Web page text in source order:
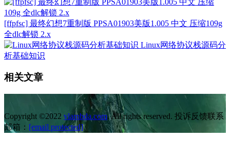
[ffpfsc] 最终幻想7重制版 PPSA01903美版1.005 中文 压缩109g
全dlc解锁 2.x
Linux网络协议栈源码分
析基础知识
相关文章
Copyright ©2022 vlambda.com. All rights reserved. 投诉反馈联系
邮箱： [email protected]